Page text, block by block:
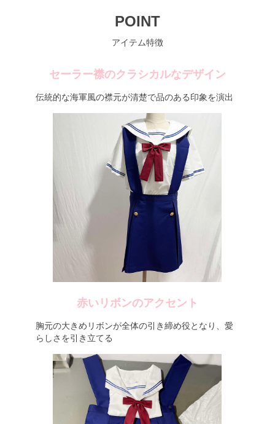
POINT
アイテム特徴
セーラー襟のクラシカルなデザイン
伝統的な海軍風の襟元が清楚で品のある印象を演出
赤いリボンのアクセント
胸元の大きめリボンが全体の引き締め役となり、愛
らしさを引き立てる